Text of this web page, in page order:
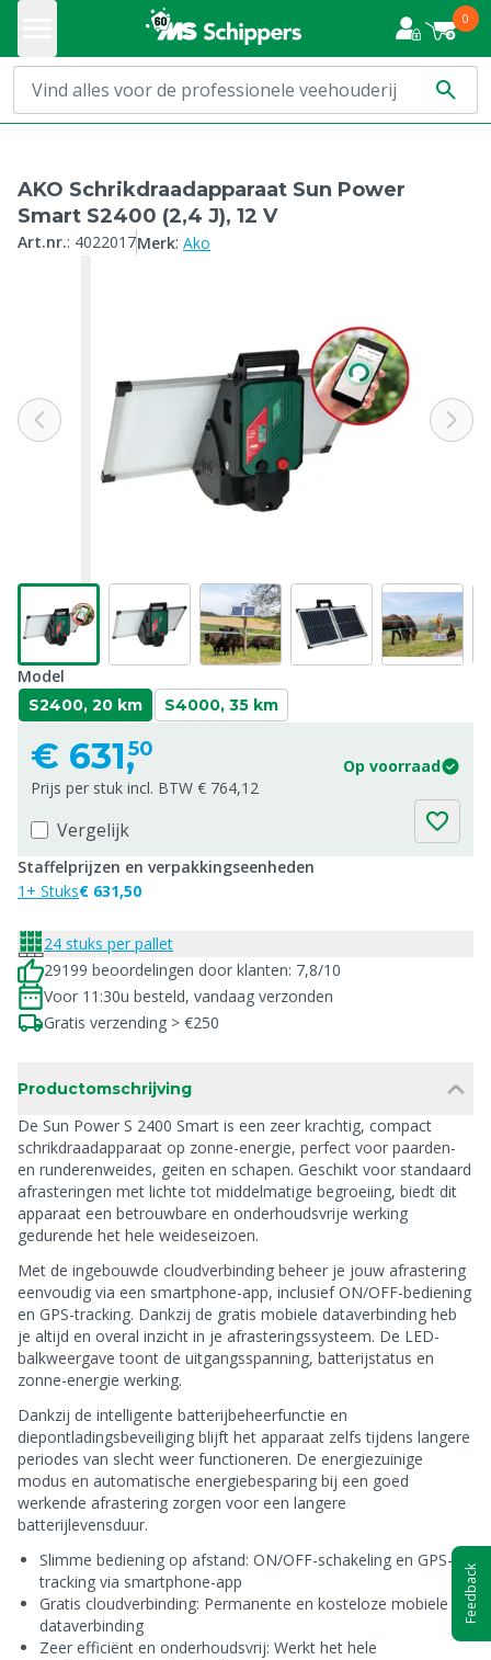
0
AKO Schrikdraadapparaat Sun Power
Smart S2400 (2,4 J), 12 V
Art.nr.: 4022017Merk: Ako
Model
S2400, 20 km S4000, 35 km
€ 631,50
Op voorraad
Prijs per stuk incl. BTW € 764,12
Vergelijk
Staffelprijzen en verpakkingseenheden
1+ Stuks€ 631,50
24 stuks per pallet
29199 beoordelingen door klanten: 7,8/10
Voor 11:30u besteld, vandaag verzonden
Gratis verzending > €250
Productomschrijving
De Sun Power S 2400 Smart is een zeer krachtig, compact
schrikdraadapparaat op zonne-energie, perfect voor paarden-
en runderenweides, geiten en schapen. Geschikt voor standaard
afrasteringen met lichte tot middelmatige begroeiing, biedt dit
apparaat een betrouwbare en onderhoudsvrije werking
gedurende het hele weideseizoen.
Met de ingebouwde cloudverbinding beheer je jouw afrastering
eenvoudig via een smartphone-app, inclusief ON/OFF-bediening
en GPS-tracking. Dankzij de gratis mobiele dataverbinding heb
je altijd en overal inzicht in je afrasteringssysteem. De LED-
balkweergave toont de uitgangsspanning, batterijstatus en
zonne-energie werking.
Dankzij de intelligente batterijbeheerfunctie en
diepontladingsbeveiliging blijft het apparaat zelfs tijdens langere
periodes van slecht weer functioneren. De energiezuinige
modus en automatische energiebesparing bij een goed
werkende afrastering zorgen voor een langere
batterijlevensduur.
Slimme bediening op afstand: ON/OFF-schakeling en GPS-
tracking via smartphone-app
Gratis cloudverbinding: Permanente en kosteloze mobiele
dataverbinding
Zeer efficiënt en onderhoudsvrij: Werkt het hele
Feedback